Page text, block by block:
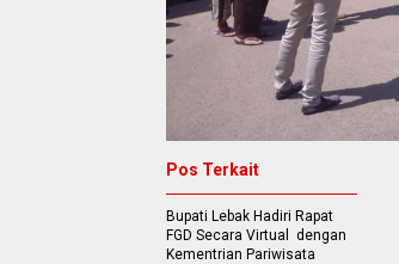
Pos Terkait
Bupati Lebak Hadiri Rapat
FGD Secara Virtual dengan
Kementrian Pariwisata